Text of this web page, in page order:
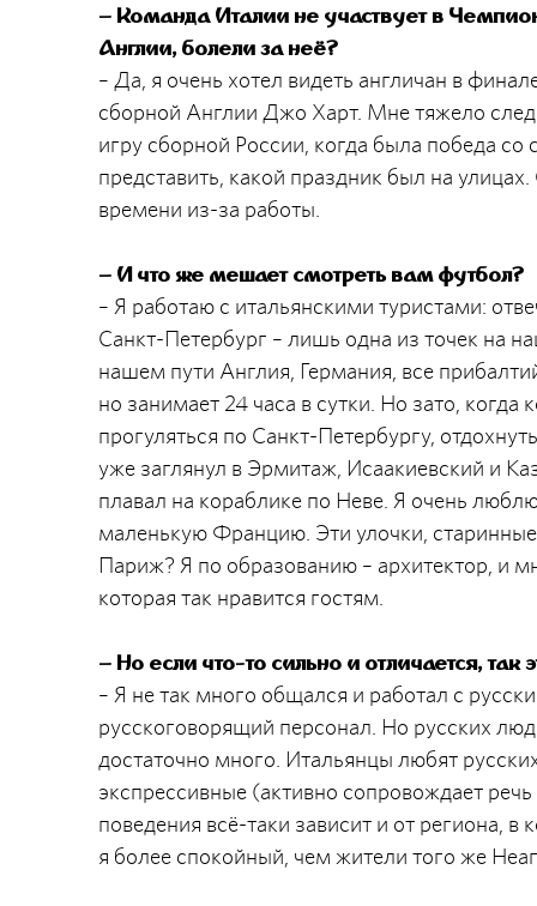
– Команда Италии не участвует в
Англии, болели за неё?
– Да, я очень хотел видеть англичан в
сборной Англии Джо Харт. Мне тяжело
игру сборной России, когда была победа
представить, какой праздник был на
времени из-за работы.
– И что же мешает смотреть вам футбол?
– Я работаю с итальянскими туристами:
Санкт-Петербург – лишь одна из точек на
нашем пути Англия, Германия, все
но занимает 24 часа в сутки. Но зато,
прогуляться по Санкт-Петербургу,
уже заглянул в Эрмитаж, Исаакиевский и
плавал на кораблике по Неве. Я очень
маленькую Францию. Эти улочки,
Париж? Я по образованию – архитектор, и
которая так нравится гостям.
– Но если что-то сильно и отличается, так
– Я не так много общался и работал с
русскоговорящий персонал. Но русских
достаточно много. Итальянцы любят
экспрессивные (активно сопровождает
поведения всё-таки зависит и от региона,
я более спокойный, чем жители того же